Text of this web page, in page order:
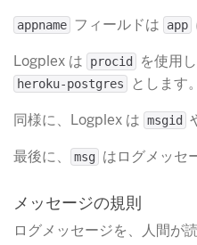
appname ​ フィールドは app
Logplex は
procid を使用
heroku-postgres
​ とします。
同様に、Logplex は msgid
最後に、
msg はログメッセ
メッセージの規則
ログメッセージを、人間が